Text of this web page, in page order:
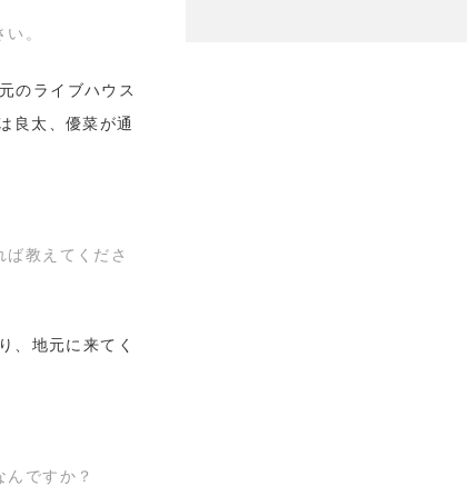
。
のライブハウス
良太、優菜が通
教えてくださ
、地元に来てく
ですか？